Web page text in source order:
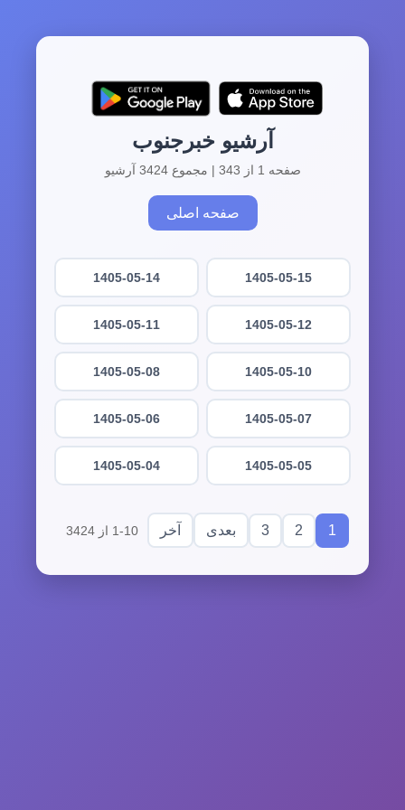
آرشیو خبرجنوب
صفحه 1 از 343 | مجموع 3424 آرشیو
صفحه اصلی
1405-05-15
1405-05-14
1405-05-12
1405-05-11
1405-05-10
1405-05-08
1405-05-07
1405-05-06
1405-05-05
1405-05-04
1
2
3 بعدی آخر 1-10 از 3424